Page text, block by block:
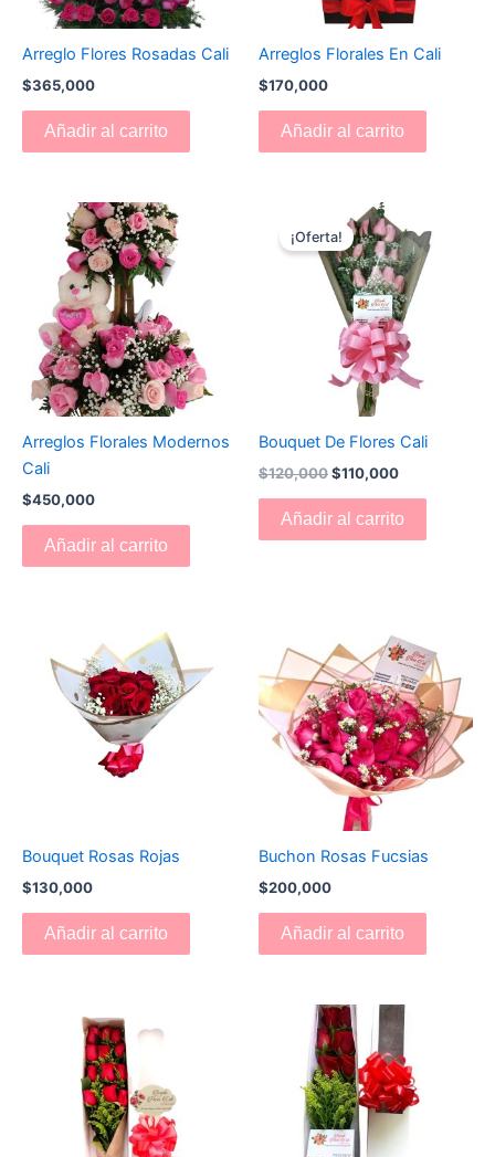
Arreglo Flores Rosadas Cali
$365,000
Añadir al carrito
Arreglos Florales En Cali
$170,000
Añadir al carrito
Arreglos Florales Modernos
Cali
$450,000
Añadir al carrito
¡Oferta!
Bouquet De Flores Cali
$120,000
precio
original
era:
$120,000.
$110,000
precio
actual
es:
$110,000.
Añadir al carrito
Bouquet Rosas Rojas
$130,000
Añadir al carrito
Buchon Rosas Fucsias
$200,000
Añadir al carrito